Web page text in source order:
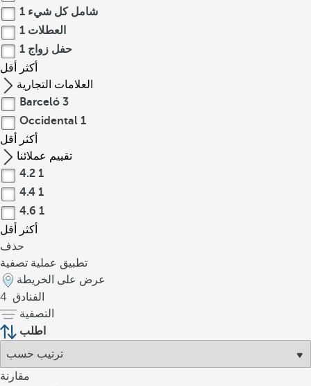
شامل كل شيء 1
العطلات 1
حفل زواج 1
أكثر
أقل
العلامات التجارية
Barceló 3
Occidental 1
أكثر
أقل
تقييم عملائنا
4.2 1
4.4 1
4.6 1
أكثر
أقل
حذف
تطبيق عملية تصفية
عرض على الخريطة
4 الفنادق
التصفية
اطلب
مقارنة